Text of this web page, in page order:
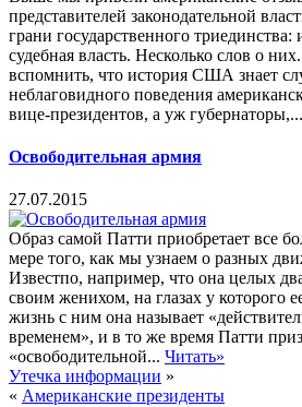
представителей законодательной
грани государственного триединства:
судебная власть. Несколько слов о
вспомнить, что история США знает
неблаговидного поведения
вице-президентов, а уж губернаторы,...
Освободительная армия
27.07.2015
Образ самой Патти приобретает все
мере того, как мы узнаем о разных
Известпо, например, что она целых
своим женихом, на глазах у которого
жизнь с ним она называет
временем», и в то же время Патти
«освободительной... Читать»
Утечка информации »
« Американские президенты